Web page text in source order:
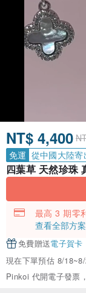
NT$ 4,400
免運 從中國大陸寄
四葉草 天然珍珠
最高 3 期零
查看全部方案
免費贈送電子賀卡
現在下單預估 8/
Pinkoi 代開電子發票